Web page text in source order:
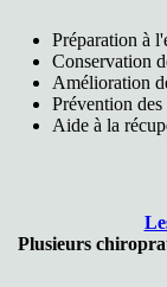
Préparation à
Conservation
Amélioration
Prévention des
Aide à la
Plusieurs